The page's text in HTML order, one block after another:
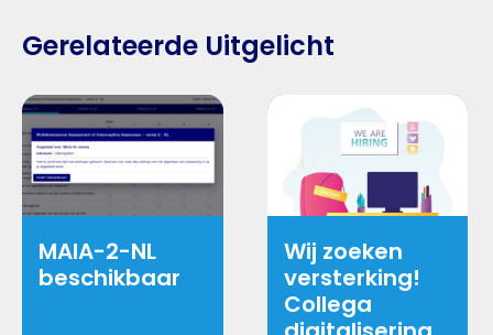
Gerelateerde Uitgelicht
MAIA-2-NL
beschikbaar
Wij zoeken
versterking!
Collega